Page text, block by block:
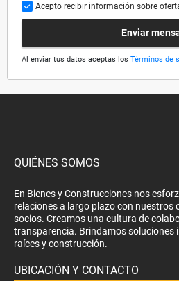
Acepto recibir información sobre
Enviar
Al enviar tus datos aceptas los Términos de
QUIÉNES SOMOS
En Bienes y Construcciones nos
relaciones a largo plazo con nuestros
socios. Creamos una cultura de
transparencia. Brindamos soluciones
raíces y construcción.
UBICACIÓN Y CONTACTO